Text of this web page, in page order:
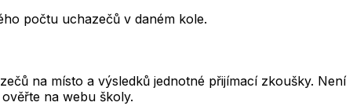
počtu uchazečů v daném kole.
na místo a výsledků jednotné přijímací zkoušky. Není
na webu školy.